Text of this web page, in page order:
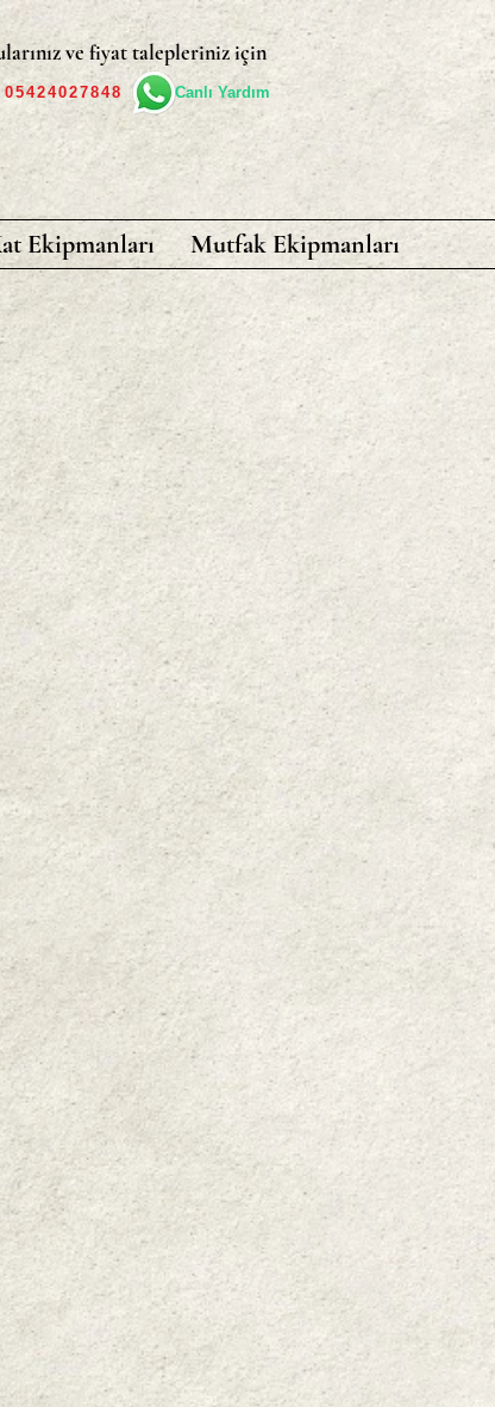
ve fiyat talepleriniz için
05424027848 Canlı Yardım
Ekipmanları Mutfak Ekipmanları